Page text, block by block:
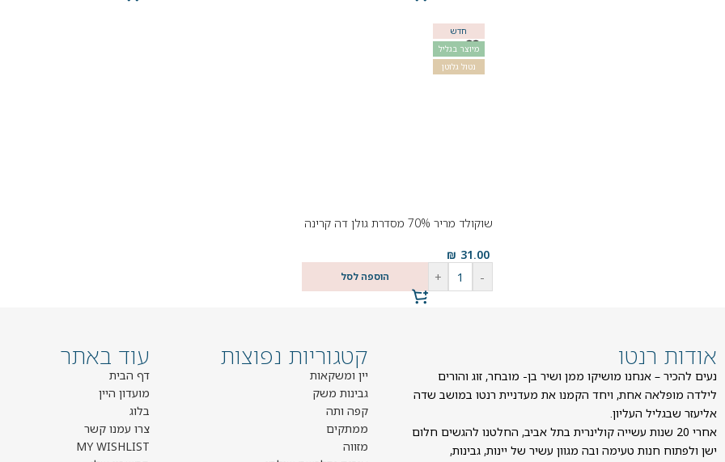
חדש
מיוצר בגליל
נטול גלוטן
שוקולד מריר 70% מסדרת גולן דה קרינה
31.00
₪
-
+ הוספה לסל
אודות רנטו
נעים להכיר – אנחנו מושיקו ממן ושיר בן- מובחר, זוג והורים
לילדה מופלאה אחת, ויחד הקמנו את מעדניית רנטו במושב שדה
אליעזר שבגליל העליון.
אחרי 20 שנות עשייה קולינרית בתל אביב, החלטנו להגשים חלום
ישן ולפתוח חנות טעימה ובה מגוון עשיר של יינות, גבינות,
קטגוריות נפוצות
יין ומשקאות
גבינות משק
קפה ותה
ממתקים
מזווה
עוד באתר
דף הבית
מועדון היין
בלוג
צרו עמנו קשר
MY WISHLIST